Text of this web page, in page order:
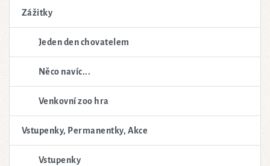
Zážitky
Jeden den chovatelem
Něco navíc...
Venkovní zoo hra
Vstupenky, Permanentky, Akce
Vstupenky